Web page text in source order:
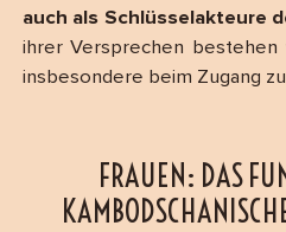
auch als Schlüsselakteure
ihrer Versprechen bestehen
insbesondere beim Zugang
FRAUEN: DAS